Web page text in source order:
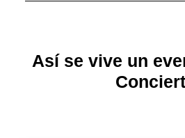
Así se vive un